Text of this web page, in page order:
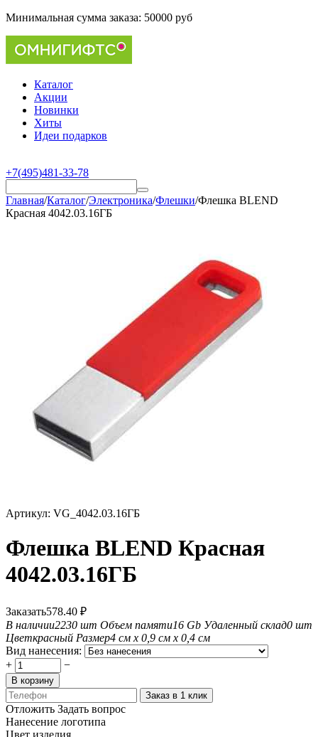
Минимальная сумма заказа: 50000 руб
Каталог
Акции
Новинки
Хиты
Идеи подарков
+7(495)481-33-78
Главная/Каталог/Электроника/Флешки/Флешка BLEND
Красная 4042.03.16ГБ
Артикул: VG_4042.03.16ГБ
Флешка BLEND Красная
4042.03.16ГБ
Заказать578.40 ₽
В наличии2230 шт Объем памяти16 Gb Удаленный склад0 шт
Цветкрасный Размер4 см х 0,9 см х 0,4 см
Вид нанесения:
+
−
В корзину
Заказ в 1 клик
Отложить Задать вопрос
Нанесение логотипа
Цвет изделия